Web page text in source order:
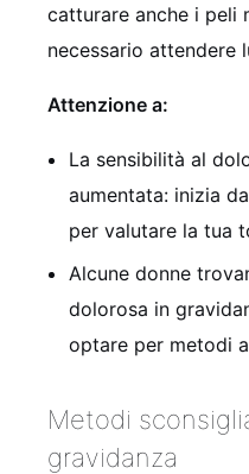
catturare anche i peli
necessario attendere
Attenzione a:
La sensibilità al
aumentata: inizia
per valutare la tua
Alcune donne
dolorosa in
optare per metodi
Metodi
gravidanza